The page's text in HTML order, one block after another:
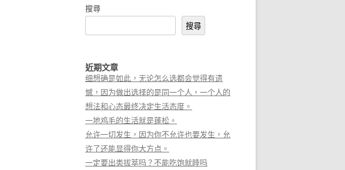
搜尋
搜尋
近期文章
细想确是如此，无论怎么选都会觉得有遗
憾，因为做出选择的是同一个人，一个人的
想法和心态最终决定生活态度。
一地鸡毛的生活就是蓬松。
允许一切发生，因为你不允许也要发生，允
许了还能显得你大方点。
一定要出类拔萃吗？不能吃饱就睡吗